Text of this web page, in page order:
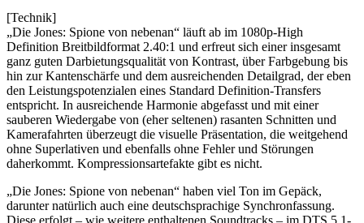
[Technik]
„Die Jones: Spione von nebenan“ läuft ab im 1080p-High
Definition Breitbildformat 2.40:1 und erfreut sich einer insgesamt
ganz guten Darbietungsqualität von Kontrast, über Farbgebung bis
hin zur Kantenschärfe und dem ausreichenden Detailgrad, der eben
den Leistungspotenzialen eines Standard Definition-Transfers
entspricht. In ausreichende Harmonie abgefasst und mit einer
sauberen Wiedergabe von (eher seltenen) rasanten Schnitten und
Kamerafahrten überzeugt die visuelle Präsentation, die weitgehend
ohne Superlativen und ebenfalls ohne Fehler und Störungen
daherkommt. Kompressionsartefakte gibt es nicht.
„Die Jones: Spione von nebenan“ haben viel Ton im Gepäck,
darunter natürlich auch eine deutschsprachige Synchronfassung.
Diese erfolgt – wie weitere enthaltenen Soundtracks – im DTS 5.1-